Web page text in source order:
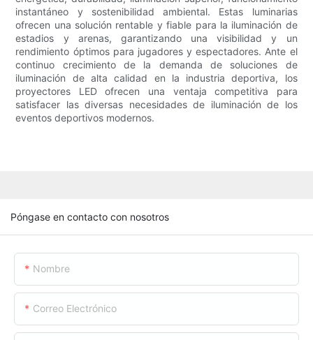
instantáneo y sostenibilidad ambiental. Estas luminarias
ofrecen una solución rentable y fiable para la iluminación de
estadios y arenas, garantizando una visibilidad y un
rendimiento óptimos para jugadores y espectadores. Ante el
continuo crecimiento de la demanda de soluciones de
iluminación de alta calidad en la industria deportiva, los
proyectores LED ofrecen una ventaja competitiva para
satisfacer las diversas necesidades de iluminación de los
eventos deportivos modernos.
Póngase en contacto con nosotros
Nombre
Correo Electrónico